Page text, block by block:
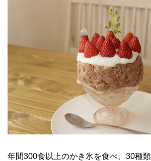
年間300食以上のかき氷を食べ、30種